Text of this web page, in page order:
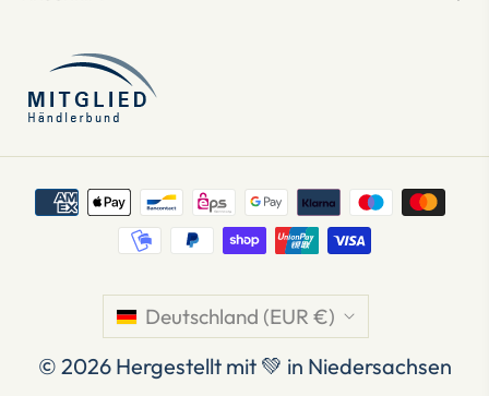
Deutschland (EUR €)
© 2026 Hergestellt mit 💚 in Niedersachsen